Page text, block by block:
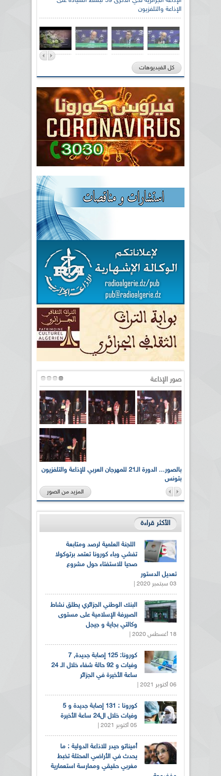
الإذاعة والتلفزيون
كل الفيديوهات
صور الإذاعة
بالصور... الدورة الـ21 للمهرجان العربي للإذاعة والتلفزيون
بتونس
المزيد من الصور
الأكثر قراءة
اللجنة العلمية لرصد ومتابعة
تفشي وباء كورونا تعتمد برتوكولا
صحيا للاستفتاء حول مشروع
تعديل الدستور
03 سبتمبر 2020 |
البنك الوطني الجزائري يطلق نشاط
الصيرفة الإسلامية على مستوى
وكالتي بجاية و جيجل
18 أغسطس 2020 |
كورونا: 125 إصابة جديدة, 7
وفيات و 92 حالة شفاء خلال الـ 24
ساعة الأخيرة في الجزائر
06 أكتوبر 2021 |
كورونا : 131 إصابة جديدة و 5
وفيات خلال ال24 ساعة الأخيرة
05 أكتوبر 2021 |
أميناتو حيدر للاذاعة الدولية : ما
يحدث في الأراضي المحتلة تخبط
مغربي حقيقي وممارسة استعمارية